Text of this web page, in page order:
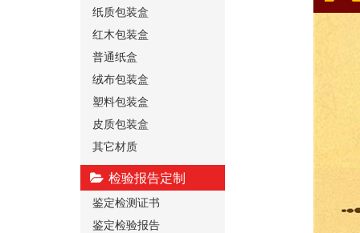
纸质包装盒
红木包装盒
普通纸盒
绒布包装盒
塑料包装盒
皮质包装盒
其它材质
检验报告定制
鉴定检测证书
鉴定检验报告